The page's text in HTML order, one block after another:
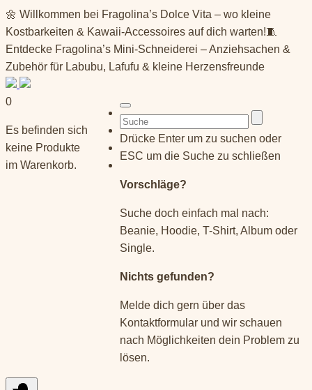
Springe
zum
Inhalt
🌼 Willkommen bei Fragolina’s Dolce Vita – wo kleine
Kostbarkeiten & Kawaii-Accessoires auf dich warten!🧵
Entdecke Fragolina’s Mini-Schneiderei – Anziehsachen &
Zubehör für Labubu, Lafufu & kleine Herzensfreunde
0
Es befinden sich
keine Produkte
im Warenkorb.
Suchen
nach:
Drücke Enter um zu suchen oder
ESC um die Suche zu schließen
Vorschläge?
Suche doch einfach mal nach:
Beanie, Hoodie, T-Shirt, Album oder
Single.
Nichts gefunden?
Melde dich gern über das
Kontaktformular und wir schauen
nach Möglichkeiten dein Problem zu
lösen.